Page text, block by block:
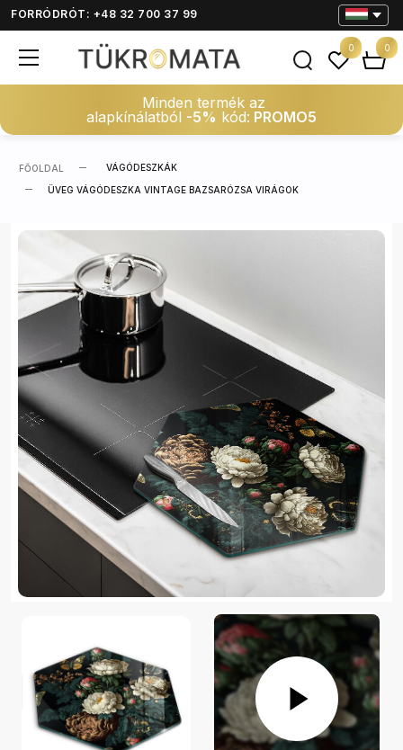
FORRÓDRÓT: +48 32 700 37 99
Minden termék az
alapkínálatból -5% kód: PROMO5
0 0
FŐOLDAL VÁGÓDESZKÁK
ÜVEG VÁGÓDESZKA VINTAGE BAZSARÓZSA VIRÁGOK